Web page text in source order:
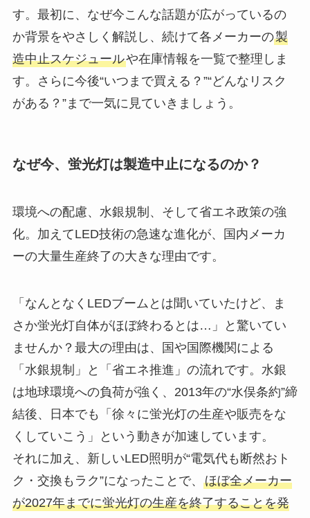
す。最初に、なぜ今こんな話題が広がっているの
か背景をやさしく解説し、続けて各メーカーの製
造中止スケジュールや在庫情報を一覧で整理しま
す。さらに今後“いつまで買える？”“どんなリスク
がある？”まで一気に見ていきましょう。
なぜ今、蛍光灯は製造中止になるのか？
環境への配慮、水銀規制、そして省エネ政策の強
化。加えてLED技術の急速な進化が、国内メーカ
ーの大量生産終了の大きな理由です。
「なんとなくLEDブームとは聞いていたけど、ま
さか蛍光灯自体がほぼ終わるとは…」と驚いてい
ませんか？最大の理由は、国や国際機関による
「水銀規制」と「省エネ推進」の流れです。水銀
は地球環境への負荷が強く、2013年の“水俣条約”締
結後、日本でも「徐々に蛍光灯の生産や販売をな
くしていこう」という動きが加速しています。
それに加え、新しいLED照明が“電気代も断然おト
ク・交換もラク”になったことで、 ほぼ全メーカー
が2027年までに蛍光灯の生産を終了することを発